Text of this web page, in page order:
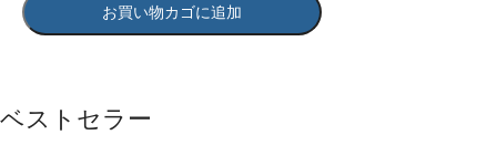
お買い物カゴに追加
ベストセラー